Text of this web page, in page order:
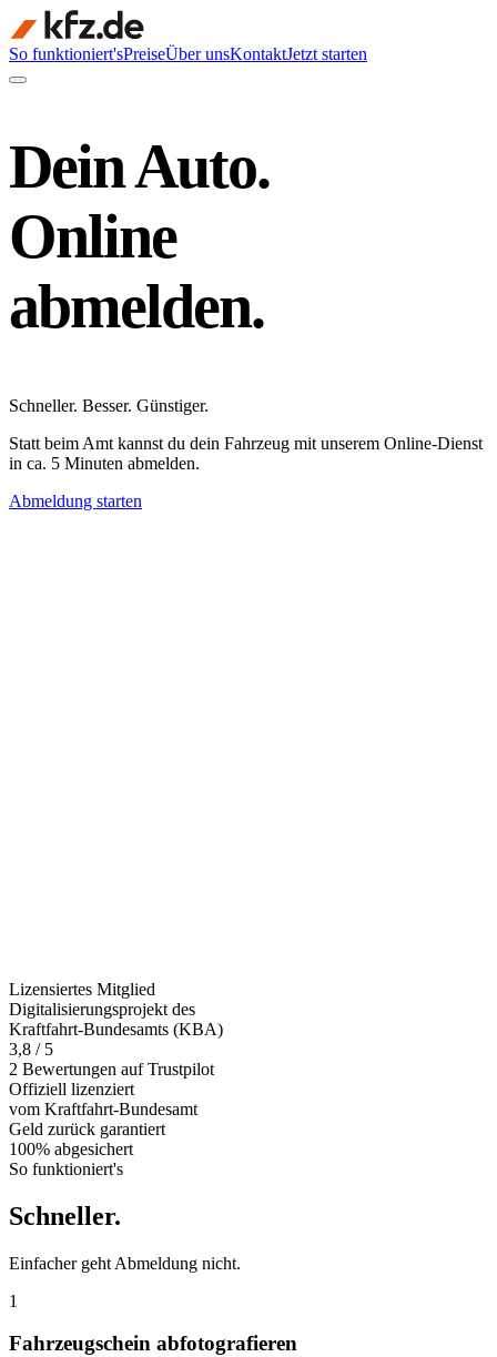
So funktioniert'sPreiseÜber unsKontaktJetzt starten
Dein Auto.
Online
abmelden.
Schneller. Besser. Günstiger.
Statt beim Amt kannst du dein Fahrzeug mit unserem Online-Dienst
in ca. 5 Minuten abmelden.
Abmeldung starten
Lizensiertes Mitglied
Digitalisierungsprojekt des
Kraftfahrt-Bundesamts (KBA)
3,8 / 5
2 Bewertungen auf Trustpilot
Offiziell lizenziert
vom Kraftfahrt-Bundesamt
Geld zurück garantiert
100% abgesichert
So funktioniert's
Schneller.
Einfacher geht Abmeldung nicht.
1
Fahrzeugschein abfotografieren